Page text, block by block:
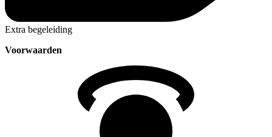
Extra begeleiding
Voorwaarden